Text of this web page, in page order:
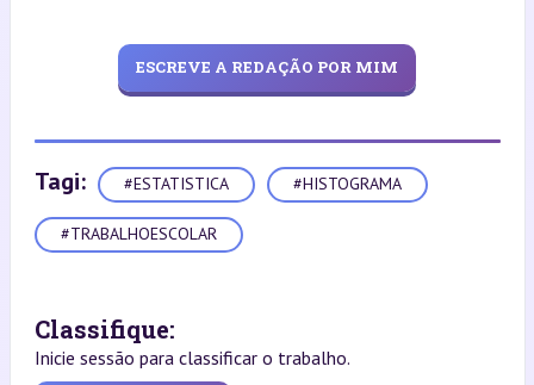
ESCREVE A REDAÇÃO POR MIM
Tagi: #ESTATISTICA #HISTOGRAMA
#TRABALHOESCOLAR
Classifique:
Inicie sessão para classificar o trabalho.